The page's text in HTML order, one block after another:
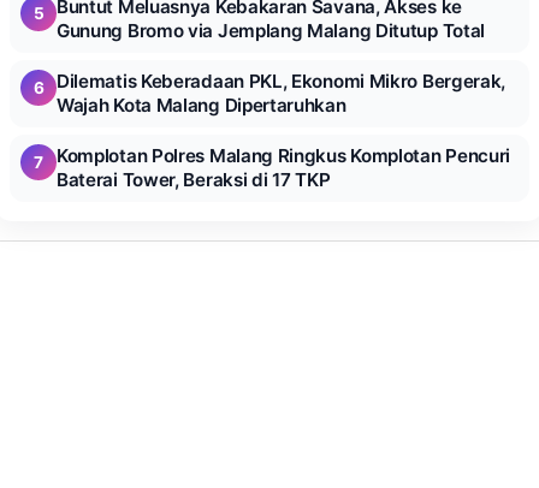
5
Buntut Meluasnya Kebakaran Savana, Akses ke
Gunung Bromo via Jemplang Malang Ditutup Total
6
Dilematis Keberadaan PKL, Ekonomi Mikro Bergerak,
Wajah Kota Malang Dipertaruhkan
7
Komplotan Polres Malang Ringkus Komplotan Pencuri
Baterai Tower, Beraksi di 17 TKP